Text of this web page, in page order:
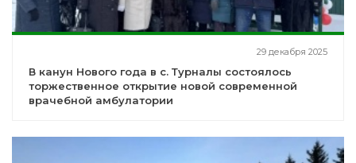
29 декабря 2025
В канун Нового года в с. Турналы состоялось
торжественное открытие новой современной
врачебной амбулатории